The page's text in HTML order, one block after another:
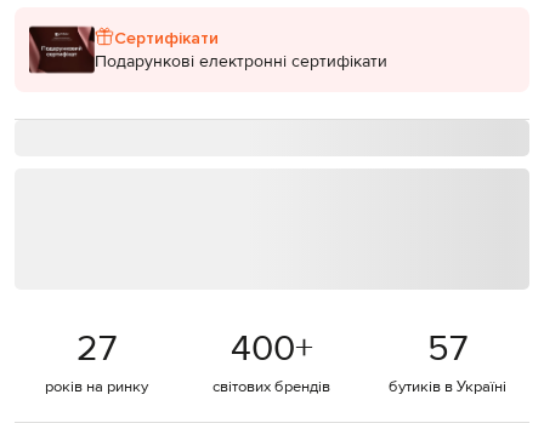
Сертифікати
Подарункові електронні сертифікати
27
років на ринку
400+
світових брендів
57
бутиків в Україні